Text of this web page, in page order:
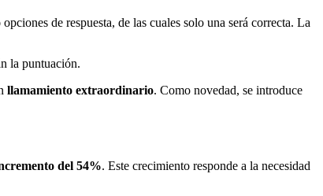
de respuesta, de las cuales solo una será correcta. La
la puntuación.
llamamiento extraordinario. Como novedad, se introduce
del 54%. Este crecimiento responde a la necesidad